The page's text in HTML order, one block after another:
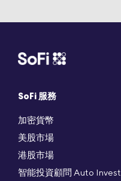
SoFi 服務
加密貨幣
美股市場
港股市場
智能投資顧問 Auto Invest